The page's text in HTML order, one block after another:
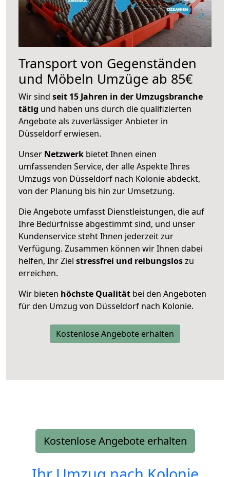
Transport von Gegenständen
und Möbeln Umzüge ab 85€
Wir sind seit 15 Jahren in der Umzugsbranche
tätig und haben uns durch die qualifizierten
Angebote als zuverlässiger Anbieter in
Düsseldorf erwiesen.
Unser Netzwerk bietet Ihnen einen
umfassenden Service, der alle Aspekte Ihres
Umzugs von Düsseldorf nach Kolonie abdeckt,
von der Planung bis hin zur Umsetzung.
Die Angebote umfasst Dienstleistungen, die auf
Ihre Bedürfnisse abgestimmt sind, und unser
Kundenservice steht Ihnen jederzeit zur
Verfügung. Zusammen können wir Ihnen dabei
helfen, Ihr Ziel stressfrei und reibungsloszu
erreichen.
Wir bieten höchste Qualität bei den Angeboten
für den Umzug von Düsseldorf nach Kolonie.
Kostenlose Angebote erhalten
Kostenlose Angebote erhalten